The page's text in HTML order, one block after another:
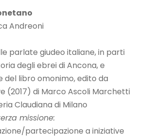
Andreoni
parlate giudeo italiane, in parti
degli ebrei di Ancona, e
del libro omonimo, edito da
(2017) di Marco Ascoli Marchetti
Claudiana di Milano
missione:
partecipazione a iniziative